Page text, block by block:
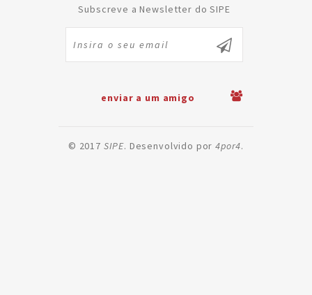
Subscreve a Newsletter do SIPE
enviar a um amigo
© 2017 SIPE. Desenvolvido por4por4.